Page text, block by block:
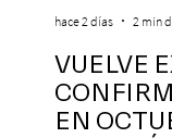
VUELVE
EN
hace 2 días 2 min